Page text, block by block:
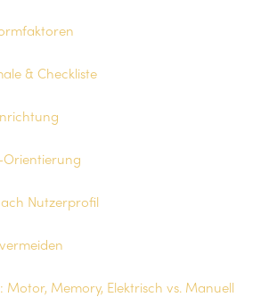
& Checkliste
Orientierung
Nutzerprofil
Motor, Memory, Elektrisch vs. Manuell